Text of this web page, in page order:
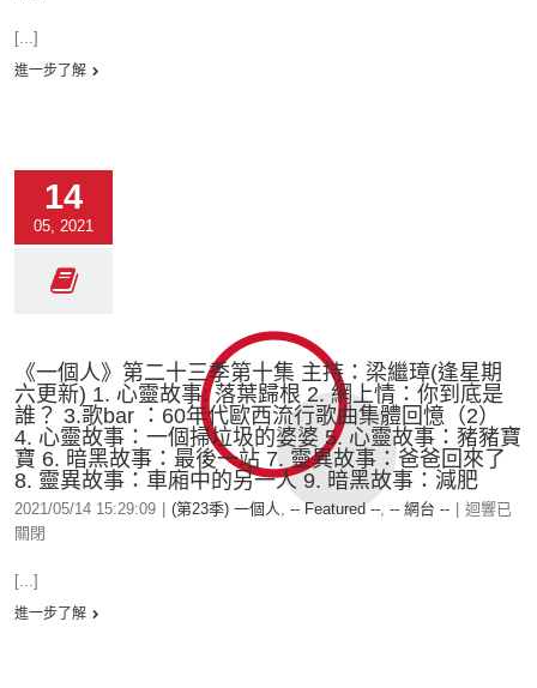
[...]
進一步了解
14
05, 2021
《一個人》第二十三季第十集 主持：梁繼璋(逢星期
六更新) 1. 心靈故事: 落葉歸根 2. 網上情：你到底是
誰？ 3.歌bar ：60年代歐西流行歌曲集體回憶（2）
4. 心靈故事：一個掃垃圾的婆婆 5. 心靈故事：豬豬寶
寶 6. 暗黑故事：最後一站 7. 靈異故事：爸爸回來了
8. 靈異故事：車廂中的另一人 9. 暗黑故事：減肥
2021/05/14 15:29:09 (第23季) 一個人, -- Featured --, -- 網台 --
迴響已
關閉
[...]
進一步了解